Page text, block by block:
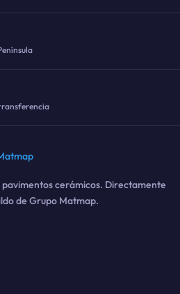
pavimentos cerámicos. Directamente
de Grupo Matmap.